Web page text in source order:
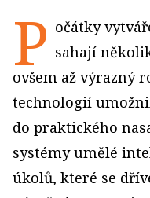
P očátky
sahají
ovšem až výrazný
technologií
do praktického
systémy umělé
úkolů, které se